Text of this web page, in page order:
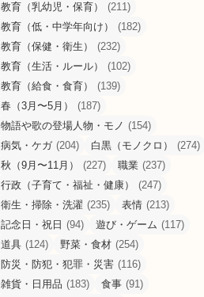
教育（乳幼児・保育）
(211)
教育（低・中学年向け）
(182)
教育（保健・衛生）
(232)
教育（生活・ルール）
(102)
教育（給食・食育）
(139)
春（3月〜5月）
(187)
物語や歌の登場人物・モノ (154)
病気・ケガ (204) 白黒（モノクロ）
(274)
秋（9月〜11月）
(227) 職業 (237)
行政（子育て・福祉・健康）
(247)
衛生・掃除・洗濯 (235) 表情 (213)
記念日・祝日 (94) 遊び・ゲーム (117)
道具 (124) 野菜・食材 (254)
防災・防犯・犯罪・災害 (116)
雑貨・日用品 (183) 食事 (91)